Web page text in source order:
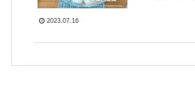
2023.07.16